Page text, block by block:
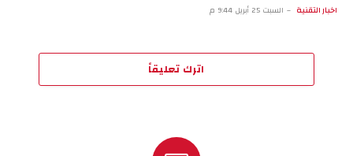
اخبار التقنية السبت 25 أبريل 9:44 م
اترك تعليقاً